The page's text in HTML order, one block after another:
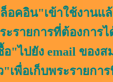
เข้าใช้งานแล้ว
รายการที่ต้องการ
"ไปยัง email ของ
เพื่อเก็บพระรายกา